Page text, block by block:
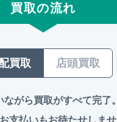
買取の流れ
買取 店頭買取
ながら買取がすべて完了。
支払いもお待たせしませ